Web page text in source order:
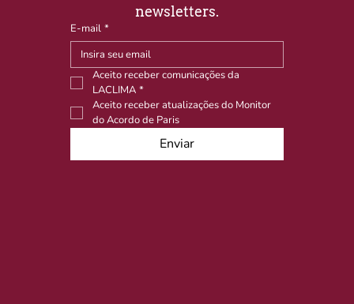
newsletters.
E-mail *
Aceito receber comunicações da
LACLIMA *
Aceito receber atualizações do Monitor
do Acordo de Paris
Enviar